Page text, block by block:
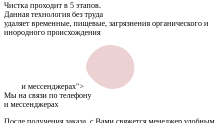
Чистка проходит в 5 этапов.
Данная технология без труда
удаляет временные, пищевые, загрязнения органического и
инородного происхождения
и мессенджерах">
Мы на связи по телефону
и мессенджерах
После получения заказа, с Вами свяжется менеджер удобным